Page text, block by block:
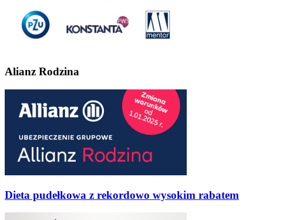
Alianz Rodzina
Dieta pudełkowa z rekordowo wysokim rabatem